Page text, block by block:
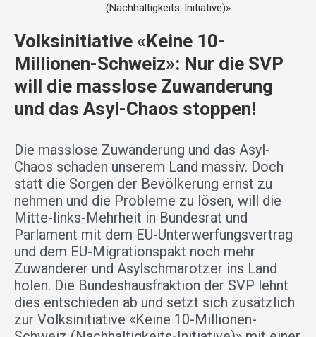
(Nachhaltigkeits-Initiative)»
Volksinitiative «Keine 10-
Millionen-Schweiz»: Nur die SVP
will die masslose Zuwanderung
und das Asyl-Chaos stoppen!
Die masslose Zuwanderung und das Asyl-
Chaos schaden unserem Land massiv. Doch
statt die Sorgen der Bevölkerung ernst zu
nehmen und die Probleme zu lösen, will die
Mitte-links-Mehrheit in Bundesrat und
Parlament mit dem EU-Unterwerfungsvertrag
und dem EU-Migrationspakt noch mehr
Zuwanderer und Asylschmarotzer ins Land
holen. Die Bundeshausfraktion der SVP lehnt
dies entschieden ab und setzt sich zusätzlich
zur Volksinitiative «Keine 10-Millionen-